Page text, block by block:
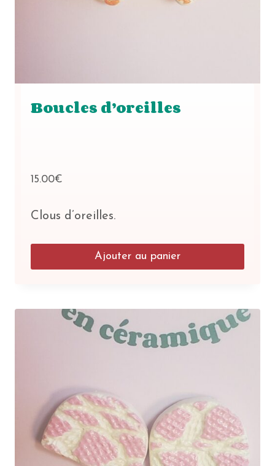
Boucles d’oreilles
15.00€
Clous d’oreilles.
Ajouter au panier